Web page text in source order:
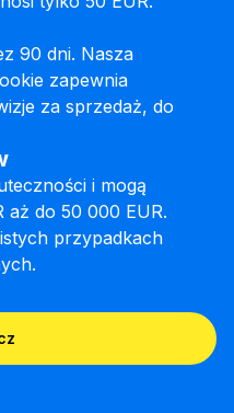
90 dni. Nasza
zapewnia
za sprzedaż, do
i mogą
aż do 50 000 EUR.
przypadkach